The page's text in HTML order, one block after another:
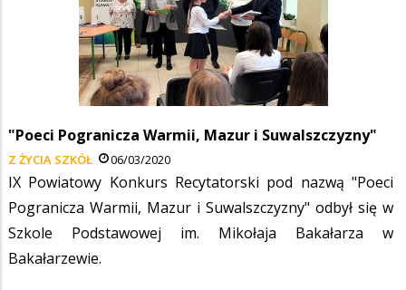
"Poeci Pogranicza Warmii, Mazur i Suwalszczyzny"
Z ŻYCIA SZKÓŁ 06/03/2020
IX Powiatowy Konkurs Recytatorski pod nazwą "Poeci
Pogranicza Warmii, Mazur i Suwalszczyzny" odbył się w
Szkole Podstawowej im. Mikołaja Bakałarza w
Bakałarzewie.